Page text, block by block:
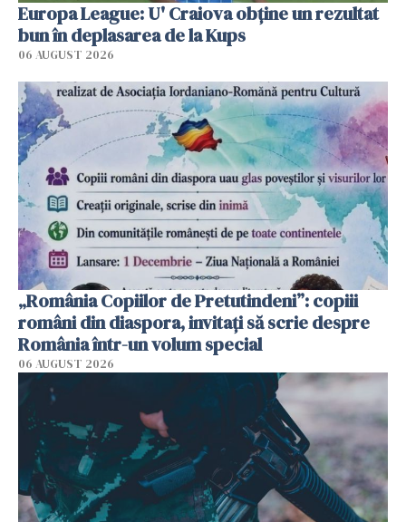
Europa League: U' Craiova obține un rezultat
bun în deplasarea de la Kups
06 AUGUST 2026
„România Copiilor de Pretutindeni”: copiii
români din diaspora, invitați să scrie despre
România într-un volum special
06 AUGUST 2026